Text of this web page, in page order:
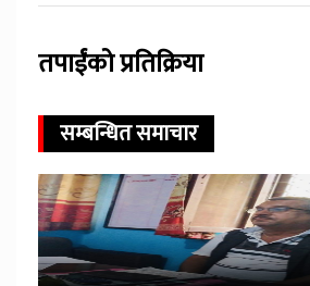
तपाईंको प्रतिक्रिया
सम्बन्धित समाचार